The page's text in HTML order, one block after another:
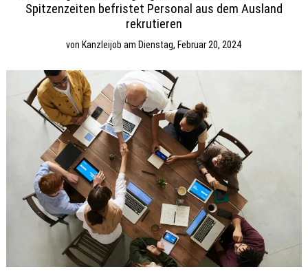
Spitzenzeiten befristet Personal aus dem Ausland
rekrutieren
von Kanzleijob am Dienstag, Februar 20, 2024